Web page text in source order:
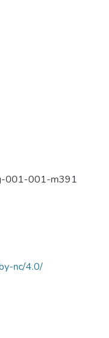
001-001-m391
nc/4.0/